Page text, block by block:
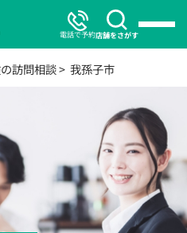
電話で予約店舗をさがす
訪問相談 我孫子市